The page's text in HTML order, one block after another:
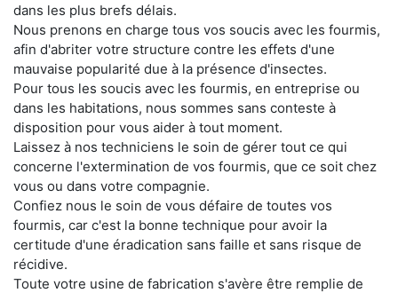
dans les plus brefs délais.
Nous prenons en charge tous vos soucis avec les fourmis,
afin d'abriter votre structure contre les effets d'une
mauvaise popularité due à la présence d'insectes.
Pour tous les soucis avec les fourmis, en entreprise ou
dans les habitations, nous sommes sans conteste à
disposition pour vous aider à tout moment.
Laissez à nos techniciens le soin de gérer tout ce qui
concerne l'extermination de vos fourmis, que ce soit chez
vous ou dans votre compagnie.
Confiez nous le soin de vous défaire de toutes vos
fourmis, car c'est la bonne technique pour avoir la
certitude d'une éradication sans faille et sans risque de
récidive.
Toute votre usine de fabrication s'avère être remplie de